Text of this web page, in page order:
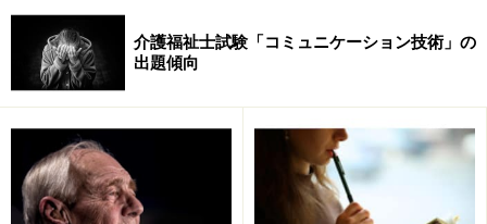
介護福祉士試験「コミュニケーション技術」の
出題傾向